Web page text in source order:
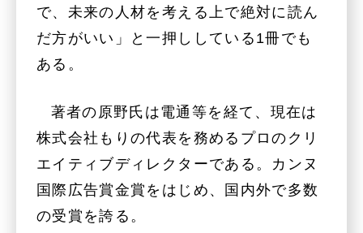
で、未来の人材を考える上で絶対に読ん
だ方がいい」と一押ししている1冊でも
ある。
著者の原野氏は電通等を経て、現在は
株式会社もりの代表を務めるプロのクリ
エイティブディレクターである。カンヌ
国際広告賞金賞をはじめ、国内外で多数
の受賞を誇る。